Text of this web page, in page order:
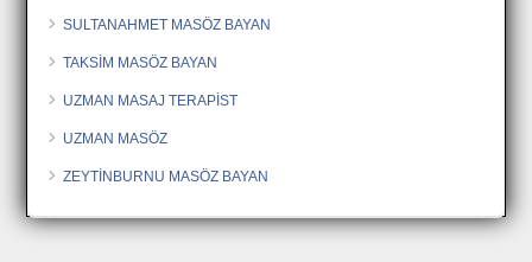
SULTANAHMET MASÖZ BAYAN
TAKSİM MASÖZ BAYAN
UZMAN MASAJ TERAPİST
UZMAN MASÖZ
ZEYTİNBURNU MASÖZ BAYAN